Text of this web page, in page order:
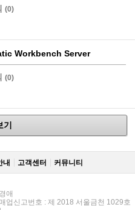
(0)
Workbench Server
(0)
내 고객센터 커뮤니티
애
업신고번호 : 제 2018 서울금천 1029호